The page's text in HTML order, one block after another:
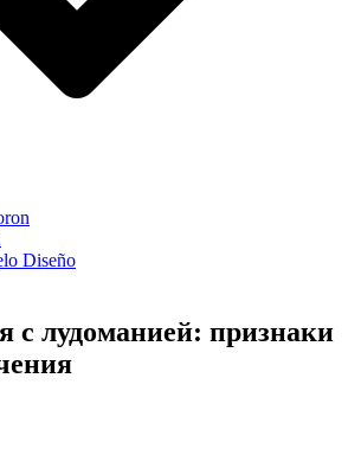
Diseño
с лудоманией: признаки